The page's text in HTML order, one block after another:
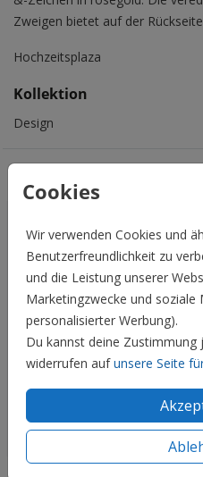
Cookies
Wir verwenden Cookies und
Benutzerfreundlichkeit zu
und die Leistung unserer
Marketingzwecke und soziale
personalisierter Werbung).
Du kannst deine Zustimmung
widerrufen aufunsere Seite
Zweigen bietet auf der
Hochzeitsplaza
Kollektion
Design
Das könnte Euch